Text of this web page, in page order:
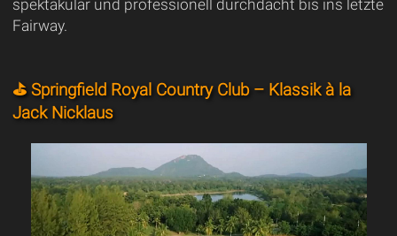
spektakulär und professionell durchdacht bis ins letzte
Fairway.
⛳ Springfield Royal Country Club – Klassik à la
Jack Nicklaus